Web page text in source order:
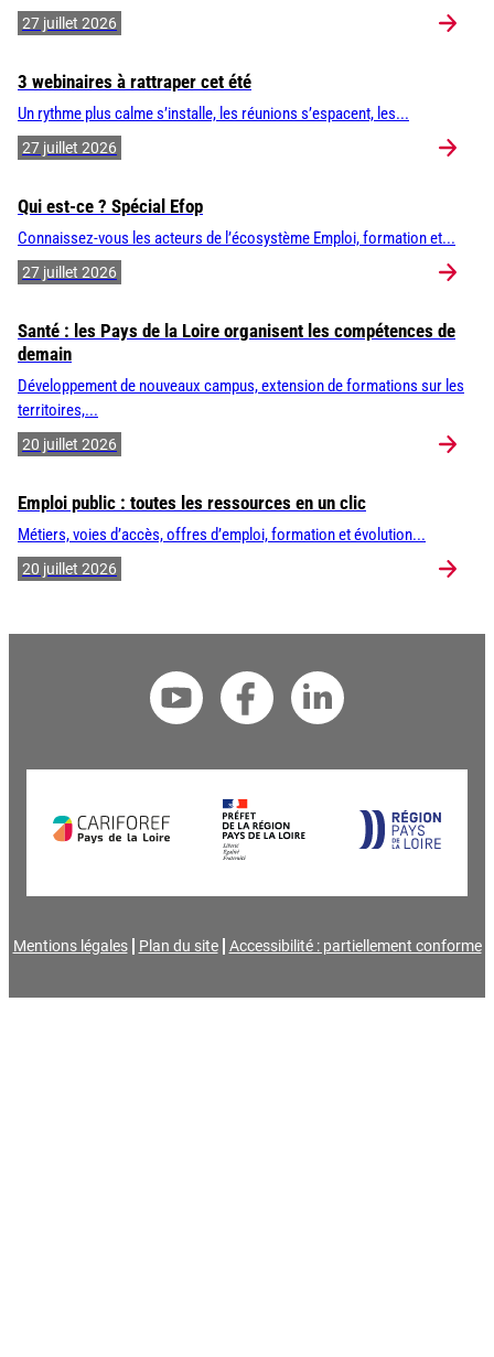
27 juillet 2026
3 webinaires à rattraper cet été
Un rythme plus calme s’installe, les réunions s’espacent, les...
27 juillet 2026
Qui est-ce ? Spécial Efop
Connaissez-vous les acteurs de l’écosystème Emploi, formation et...
27 juillet 2026
Santé : les Pays de la Loire organisent les compétences de
demain
Développement de nouveaux campus, extension de formations sur les
territoires,...
20 juillet 2026
Emploi public : toutes les ressources en un clic
Métiers, voies d’accès, offres d’emploi, formation et évolution...
20 juillet 2026
Mentions légales Plan du site Accessibilité : partiellement conforme